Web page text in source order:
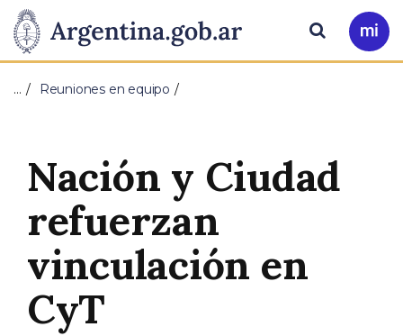
Presidencia
de
Nación
Pasar al contenido principal
Ir
a
Buscar
… Reuniones en equipo
Nación y Ciudad
refuerzan
vinculación en
CyT